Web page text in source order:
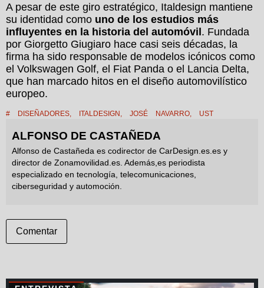
A pesar de este giro estratégico, Italdesign mantiene
su identidad como uno de los estudios más
influyentes en la historia del automóvil. Fundada
por Giorgetto Giugiaro hace casi seis décadas, la
firma ha sido responsable de modelos icónicos como
el Volkswagen Golf, el Fiat Panda o el Lancia Delta,
que han marcado hitos en el diseño automovilístico
europeo.
# DISEÑADORES, ITALDESIGN , JOSÉ NAVARRO, UST
ALFONSO DE CASTAÑEDA
Alfonso de Castañeda es codirector de CarDesign.es.es y
director de Zonamovilidad.es. Además,es periodista
especializado en tecnología, telecomunicaciones,
ciberseguridad y automoción.
Comentar